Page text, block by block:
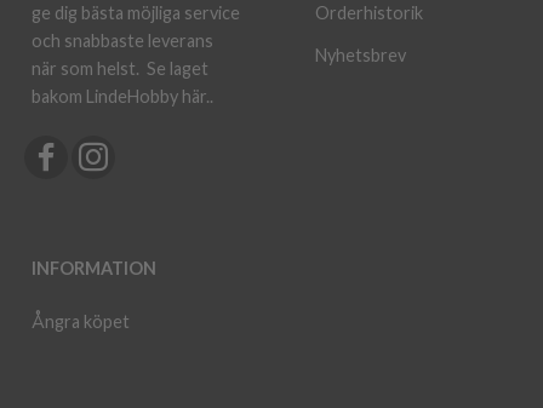
ge dig bästa möjliga service
och snabbaste leverans
när som helst. Se laget
bakom LindeHobby här..
INFORMATION
Ångra köpet
Orderhistorik
Nyhetsbrev